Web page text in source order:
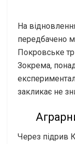
На
передбачено
Покровське
Зокрема,
закликає не
Через підрив